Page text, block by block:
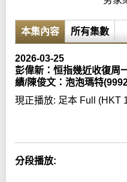
本集內容 所有集數
2026-03-25
彭偉新：恒指幾近收復周
績/陳俊文：泡泡瑪特
現正播放: 足本 Full (HKT
分段播放: